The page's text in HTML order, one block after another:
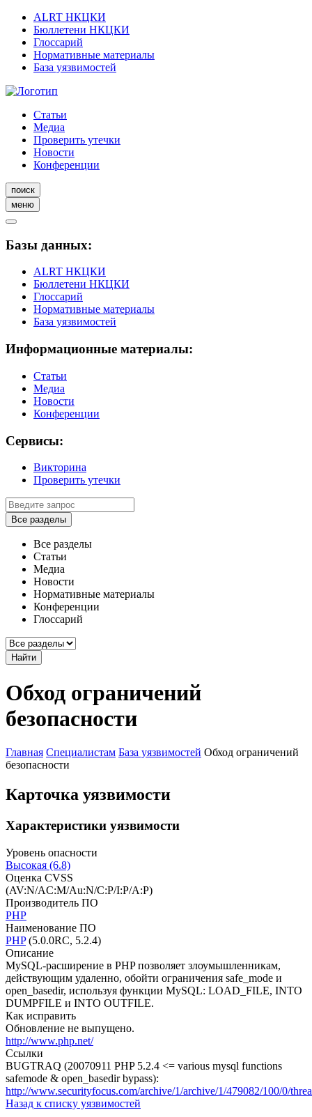
ALRT НКЦКИ
Бюллетени НКЦКИ
Глоссарий
Нормативные материалы
База уязвимостей
Статьи
Медиа
Проверить утечки
Новости
Конференции
поиск
меню
Базы данных:
ALRT НКЦКИ
Бюллетени НКЦКИ
Глоссарий
Нормативные материалы
База уязвимостей
Информационные материалы:
Статьи
Медиа
Новости
Конференции
Сервисы:
Викторина
Проверить утечки
Все разделы
Все разделы
Статьи
Медиа
Новости
Нормативные материалы
Конференции
Глоссарий
Найти
Обход ограничений
безопасности
Главная Специалистам База уязвимостей Обход ограничений
безопасности
Карточка уязвимости
Характеристики уязвимости
Уровень опасности
Высокая (6.8)
Оценка CVSS
(AV:N/AC:M/Au:N/C:P/I:P/A:P)
Производитель ПО
PHP
Наименование ПО
PHP(5.0.0RC, 5.2.4)
Описание
MySQL-расширение в PHP позволяет злоумышленникам,
действующим удаленно, обойти ограничения safe_mode и
open_basedir, используя функции MySQL: LOAD_FILE, INTO
DUMPFILE и INTO OUTFILE.
Как исправить
Обновление не выпущено.
http://www.php.net/
Ссылки
BUGTRAQ (20070911 PHP 5.2.4 <= various mysql functions
safemode & open_basedir bypass):
http://www.securityfocus.com/archive/1/archive/1/479082/100/0/
Назад к списку уязвимостей